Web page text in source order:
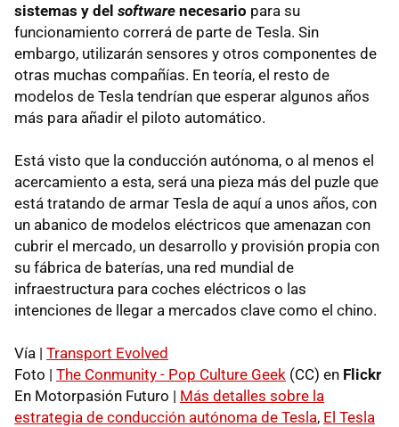
sistemas y del software necesario para su
funcionamiento correrá de parte de Tesla. Sin
embargo, utilizarán sensores y otros componentes de
otras muchas compañías. En teoría, el resto de
modelos de Tesla tendrían que esperar algunos años
más para añadir el piloto automático.
Está visto que la conducción autónoma, o al menos el
acercamiento a esta, será una pieza más del puzle que
está tratando de armar Tesla de aquí a unos años, con
un abanico de modelos eléctricos que amenazan con
cubrir el mercado, un desarrollo y provisión propia con
su fábrica de baterías, una red mundial de
infraestructura para coches eléctricos o las
intenciones de llegar a mercados clave como el chino.
Vía | Transport Evolved
Foto | The Conmunity - Pop Culture Geek (CC) en Flickr
En Motorpasión Futuro | Más detalles sobre la
estrategia de conducción autónoma de Tesla, El Tesla